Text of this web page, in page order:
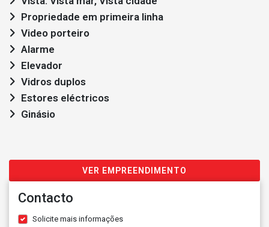
Propriedade em primeira linha
Video porteiro
Alarme
Elevador
Vidros duplos
Estores eléctricos
Ginásio
VER EMPREENDIMENTO
Contacto
Solicite mais informações